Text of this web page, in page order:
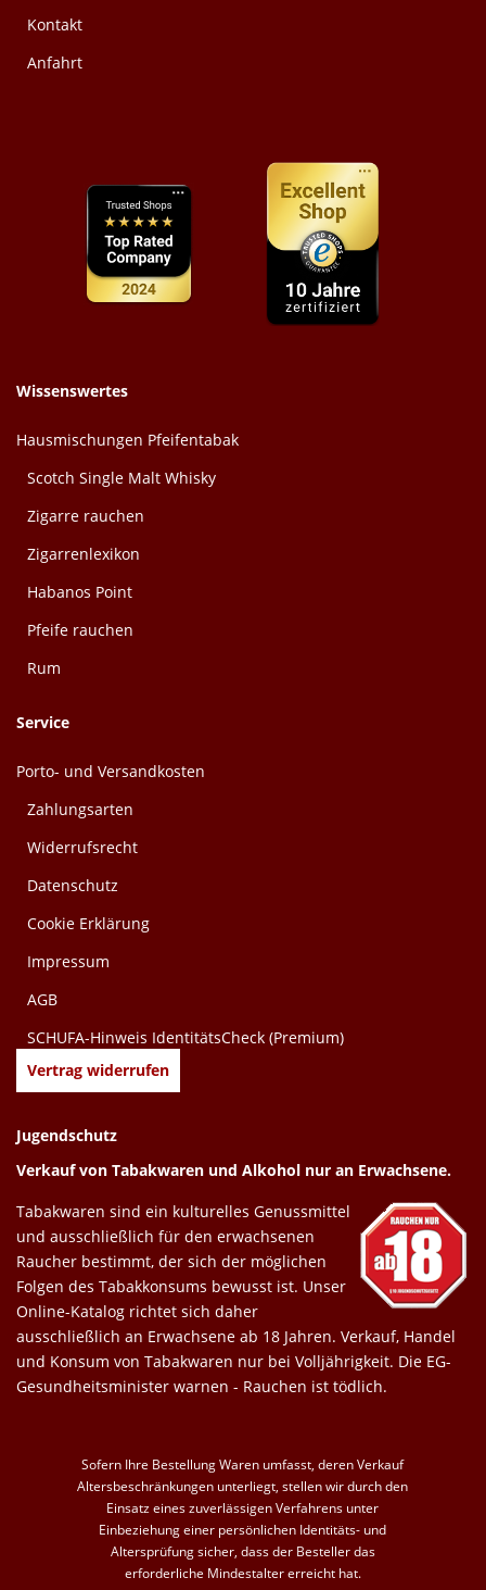
Kontakt
Anfahrt
Wissenswertes
Hausmischungen Pfeifentabak
Scotch Single Malt Whisky
Zigarre rauchen
Zigarrenlexikon
Habanos Point
Pfeife rauchen
Rum
Service
Porto- und Versandkosten
Zahlungsarten
Widerrufsrecht
Datenschutz
Cookie Erklärung
Impressum
AGB
SCHUFA-Hinweis IdentitätsCheck (Premium)
Vertrag widerrufen
Jugendschutz
Verkauf von Tabakwaren und Alkohol nur an Erwachsene.
Tabakwaren sind ein kulturelles Genussmittel
und ausschließlich für den erwachsenen
Raucher bestimmt, der sich der möglichen
Folgen des Tabakkonsums bewusst ist. Unser
Online-Katalog richtet sich daher
ausschließlich an Erwachsene ab 18 Jahren. Verkauf, Handel
und Konsum von Tabakwaren nur bei Volljährigkeit. Die EG-
Gesundheitsminister warnen - Rauchen ist tödlich.
Sofern Ihre Bestellung Waren umfasst, deren Verkauf
Altersbeschränkungen unterliegt, stellen wir durch den
Einsatz eines zuverlässigen Verfahrens unter
Einbeziehung einer persönlichen Identitäts- und
Altersprüfung sicher, dass der Besteller das
erforderliche Mindestalter erreicht hat.